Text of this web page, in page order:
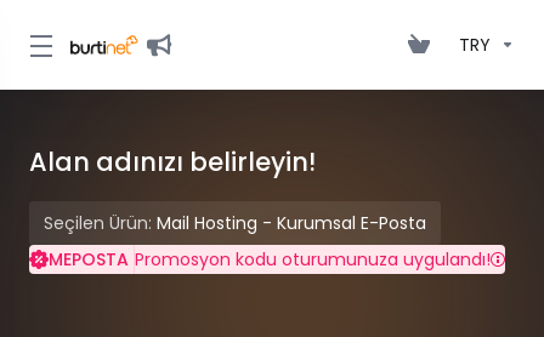
TRY
Alan adınızı belirleyin!
Seçilen Ürün: Mail Hosting - Kurumsal E-Posta
MEPOSTA Promosyon kodu oturumunuza uygulandı!